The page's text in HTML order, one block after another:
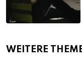
WEITERE